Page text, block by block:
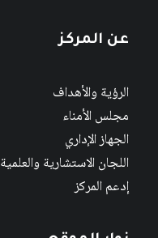
عن المركز
الرؤية والأهداف
مجلس الأمناء
الجهاز الإداري
اللجان الاستشارية والعلمية
إدعم المركز